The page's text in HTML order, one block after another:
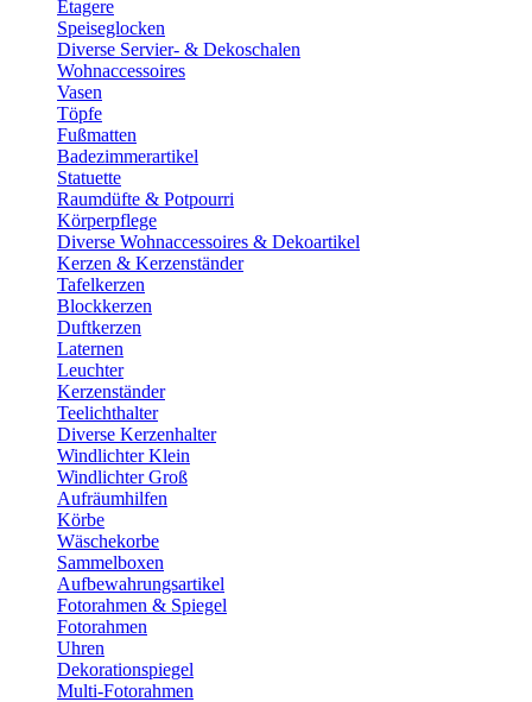
Etagere
Speiseglocken
Diverse Servier- & Dekoschalen
Wohnaccessoires
Vasen
Töpfe
Fußmatten
Badezimmerartikel
Statuette
Raumdüfte & Potpourri
Körperpflege
Diverse Wohnaccessoires & Dekoartikel
Kerzen & Kerzenständer
Tafelkerzen
Blockkerzen
Duftkerzen
Laternen
Leuchter
Kerzenständer
Teelichthalter
Diverse Kerzenhalter
Windlichter Klein
Windlichter Groß
Aufräumhilfen
Körbe
Wäschekorbe
Sammelboxen
Aufbewahrungsartikel
Fotorahmen & Spiegel
Fotorahmen
Uhren
Dekorationspiegel
Multi-Fotorahmen